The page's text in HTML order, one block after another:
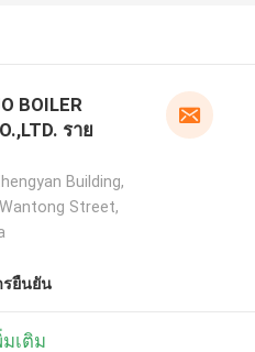
BOILER
ราย
Building,
Street,
รยืนยัน
มเติม